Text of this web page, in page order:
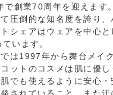
で創業70周年を迎えます
圧倒的な知名度を誇り
シェアはウェアを中心と
います。
は1997年から舞台メイ
ットのコスメは肌に優
でも使えるように安心・